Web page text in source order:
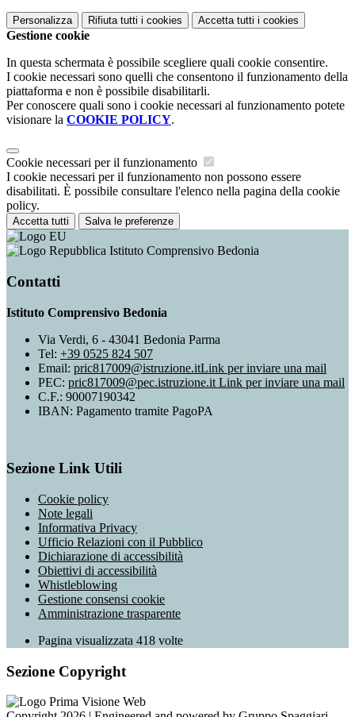
Personalizza Rifiuta tutti i cookies Accetta tutti i cookies
Gestione cookie
In questa schermata è possibile scegliere quali cookie consentire.
I cookie necessari sono quelli che consentono il funzionamento della
piattaforma e non è possibile disabilitarli.
Per conoscere quali sono i cookie necessari al funzionamento potete
visionare la COOKIE POLICY.
Cookie necessari per il funzionamento
I cookie necessari per il funzionamento non possono essere
disabilitati. È possibile consultare l'elenco nella pagina della cookie
policy.
Accetta tutti Salva le preferenze
Istituto Comprensivo Bedonia
Contatti
Istituto Comprensivo Bedonia
Via Verdi, 6 - 43041 Bedonia Parma
Tel: +39 0525 824 507
Email: pric817009@istruzione.itLink per inviare una mail
PEC: pric817009@pec.istruzione.it Link per inviare una mail
C.F.: 90007190342
IBAN: Pagamento tramite PagoPA
Sezione Link Utili
Cookie policy
Note legali
Informativa Privacy
Ufficio Relazioni con il Pubblico
Dichiarazione di accessibilità
Obiettivi di accessibilità
Whistleblowing
Gestione consensi cookie
Amministrazione trasparente
Pagina visualizzata 418 volte
Sezione Copyright